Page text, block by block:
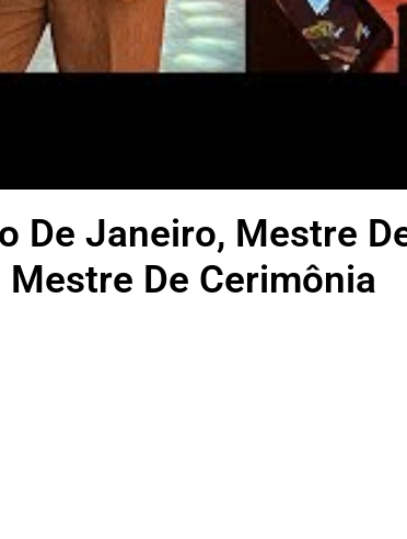
De Janeiro, Mestre
Mestre De Cerimônia